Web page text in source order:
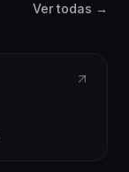
Ver todas →